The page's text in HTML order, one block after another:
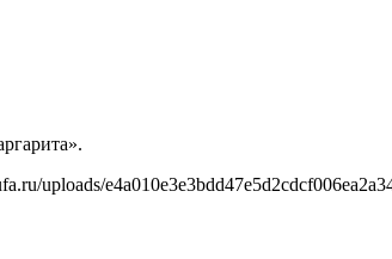
uploads/